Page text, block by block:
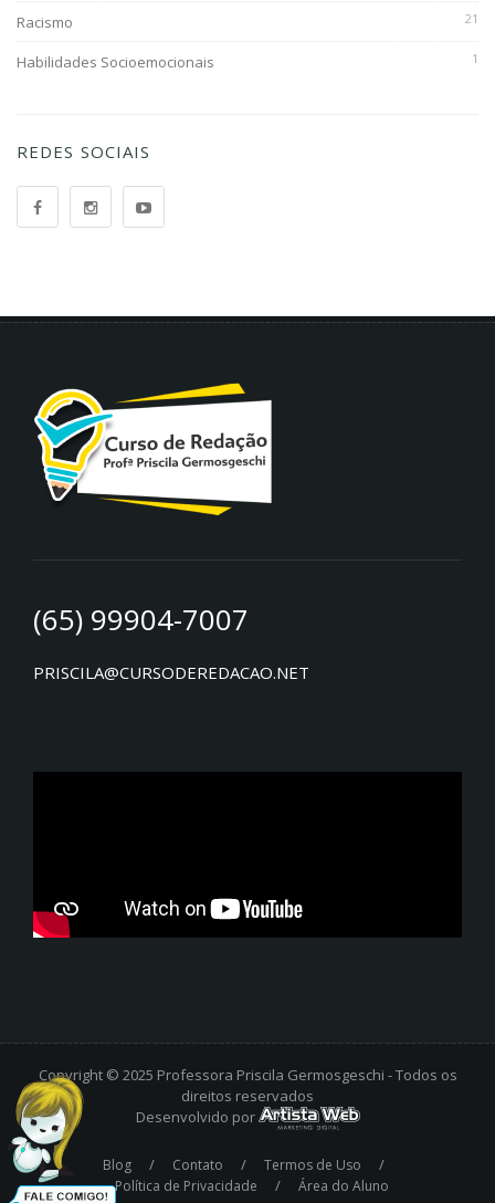
Racismo 21
Habilidades Socioemocionais 1
REDES SOCIAIS
(65) 99904-7007
PRISCILA@CURSODEREDACAO.NET
Copyright © 2025 Professora Priscila Germosgeschi - Todos os
direitos reservados
Desenvolvido por
Blog / Contato / Termos de Uso /
Política de Privacidade / Área do Aluno